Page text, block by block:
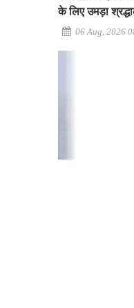
के लिए उमड़ा
06 Aug, 2026